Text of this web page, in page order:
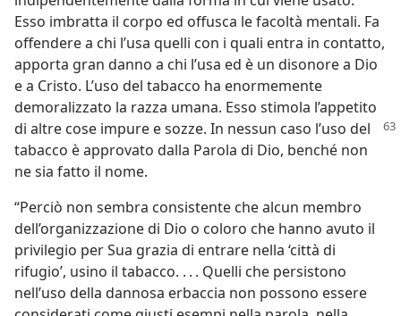
Esso imbratta il corpo ed offusca le facoltà mentali. Fa
offendere a chi l’usa quelli con i quali entra in contatto,
apporta gran danno a chi l’usa ed è un disonore a Dio
e a Cristo. L’uso del tabacco ha enormemente
demoralizzato la razza umana. Esso stimola l’appetito
di altre cose impure e sozze. In nessun caso l’uso del
tabacco è approvato dalla Parola di Dio, benché non
ne sia fatto il nome.
“Perciò non sembra consistente che alcun membro
dell’organizzazione di Dio o coloro che hanno avuto il
privilegio per Sua grazia di entrare nella ‘città di
rifugio’, usino il tabacco. . . . Quelli che persistono
nell’uso della dannosa erbaccia non possono essere